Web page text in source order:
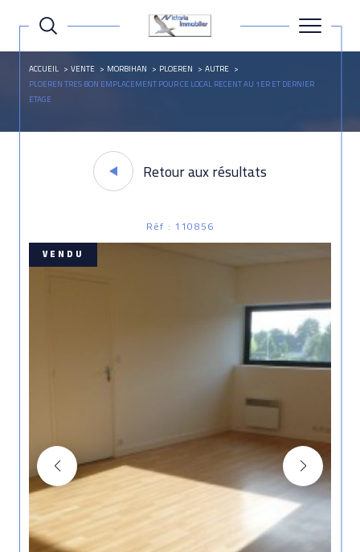
ACCUEIL VENTE MORBIHAN PLOEREN
AUTRE
PLOEREN TRES BON EMPLACEMENT POUR CE LOCAL RECENT AU 1ER ET DERNIER
ETAGE
Retour aux résultats
Réf : 110856
VENDU